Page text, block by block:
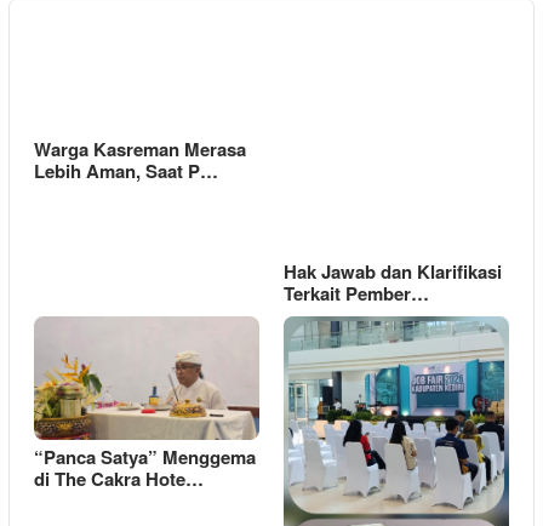
Warga Kasreman Merasa
Lebih Aman, Saat P…
Hak Jawab dan Klarifikasi
Terkait Pember…
“Panca Satya” Menggema
di The Cakra Hote…